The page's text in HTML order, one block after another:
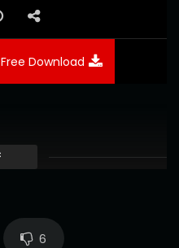
Free Download
6